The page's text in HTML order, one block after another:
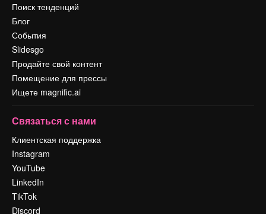
Поиск тенденций
Блог
События
Slidesgo
Продайте свой контент
Помещение для прессы
Ищете magnific.ai
Связаться с нами
Клиентская поддержка
Instagram
YouTube
LinkedIn
TikTok
Discord